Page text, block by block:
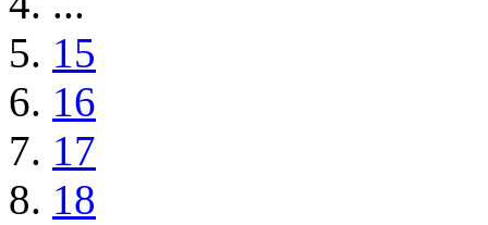
15
16
17
18